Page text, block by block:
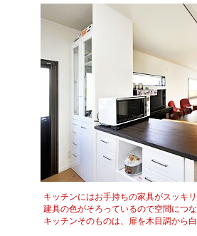
キッチンにはお手持ちの家具がスッキ
建具の色がそろっているので空間につ
キッチンそのものは、扉を木目調から